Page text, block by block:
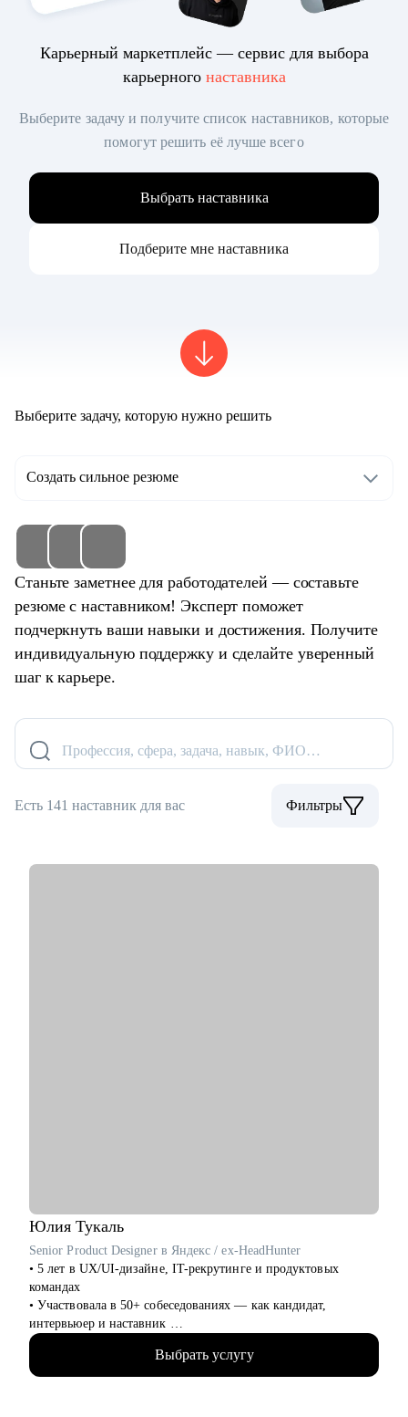
Карьерный маркетплейс — сервис для выбора
карьерного наставника
Выберите задачу и получите список наставников, которые
помогут решить её лучше всего
Выбрать наставника
Подберите мне наставника
Выберите задачу, которую нужно решить
Создать сильное резюме
Станьте заметнее для работодателей — составьте
резюме с наставником! Эксперт поможет
подчеркнуть ваши навыки и достижения. Получите
индивидуальную поддержку и сделайте уверенный
шаг к карьере.
Профессия, сфера, задача, навык, ФИО…
Есть 141 наставник для вас Фильтры
Юлия Тукаль
Senior Product Designer в Яндекс / ex-HeadHunter
• 5 лет в UX/UI-дизайне, IT-рекрутинге и продуктовых
командах
• Участвовала в 50+ собеседованиях — как кандидат,
интервьюер и наставник
• Работала над B2C- и B2B-сервисами в экосистемах с
миллионами пользователей
• Знаю, как пройти путь от курсов до оффера — сама его
Выбрать услугу